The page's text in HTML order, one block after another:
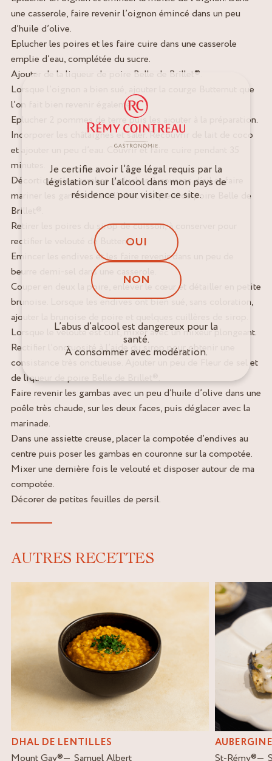
une casserole, faire revenir l’oignon émincé dans un peu
d’huile d’olive.
Eplucher les poires et les faire cuire dans une casserole
emplie d’eau, complétée du sucre.
Ajouter de la liqueur de poire Belle de Brillet®.
Lorsque l’oignon a bien sué, ajouter la courge Butternut que
l’on fait bien revenir également.
Eplucher 2 pommes de terre puis les ajouter à la préparation.
Incorporer les châtaignes et saler. Recouvrir de lait de coco
et ajouter un peu d’eau. Couvrir et faire cuire pendant 35
minutes.
Décortiquer les gambas. Eplucher 2 gousses d’ail et faire
mariner les gambas dans l’ail et la liqueur de poire Belle de
Brillet®.
Retirer les poires du sirop de cuisson, à conserver pour
rectifier le velouté de Butternut.
Emincer les endives et les faire revenir dans un peu de
beurre demi-sel dans une casserole.
Couper en deux la poire, enlever le cœur et détailler en petite
brunoise. Lorsque les endives ont bien sué, sans coloration,
ajouter la brunoise de poire et quelques cuillères de sirop.
Lorsque le velouté est cuit, mixer avec un mixeur plongeant.
Rectifier l’onctuosité à l’aide du sirop pour obtenir une
consistance très onctueuse. Ajouter un peu de Fleur de sel et
de liqueur de poire Belle de Brillet®.
Faire revenir les gambas avec un peu d’huile d’olive dans une
poêle très chaude, sur les deux faces, puis déglacer avec la
marinade.
Dans une assiette creuse, placer la compotée d’endives au
centre puis poser les gambas en couronne sur la compotée.
Mixer une dernière fois le velouté et disposer autour de ma
compotée.
Décorer de petites feuilles de persil.
AUTRES RECETTES
DHAL DE LENTILLES
Mount Gay®
Samuel Albert
St-Rémy®
Je certifie avoir l’âge légal requis par la
législation sur l’alcool dans mon pays de
résidence pour visiter ce site.
OUI
NON
L’abus d’alcool est dangereux pour la
santé.
À consommer avec modération.